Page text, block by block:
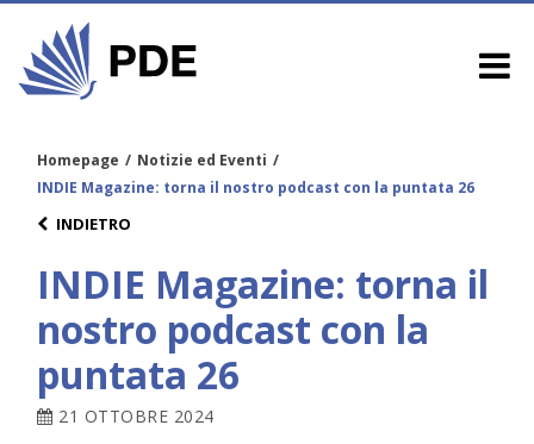
Homepage / Notizie ed Eventi /
INDIE Magazine: torna il nostro podcast con la puntata 26
INDIETRO
INDIE Magazine: torna il
nostro podcast con la
puntata 26
21 OTTOBRE 2024